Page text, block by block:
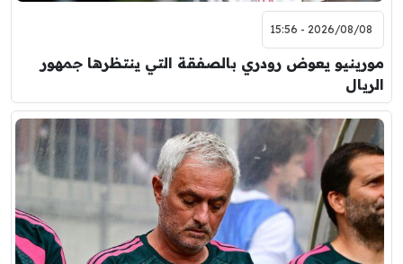
2026/08/08 - 15:56
مورينيو يعوض رودري بالصفقة التي ينتظرها جمهور
الريال